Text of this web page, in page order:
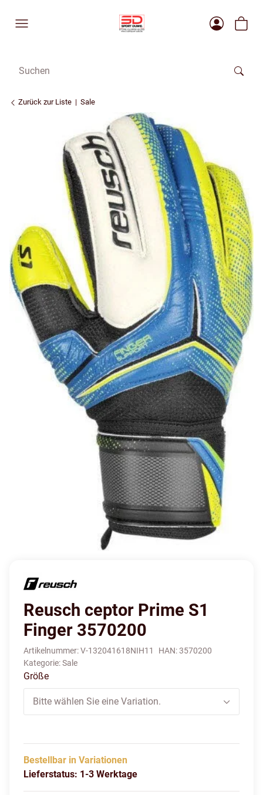
Zurück zur Liste Sale
Reusch ceptor Prime S1
Finger 3570200
Artikelnummer:V-132041618NIH11 HAN:3570200
Kategorie:Sale
Größe
Bitte wählen Sie eine Variation.
Bestellbar in Variationen
Lieferstatus: 1-3 Werktage